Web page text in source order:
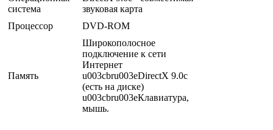
система
звуковая карта
Процессор
DVD-ROM
Память
Широкополосное
подключение к сети
Интернет
u003cbru003eDirectX 9.0c
(есть на диске)
u003cbru003eКлавиатура,
мышь.